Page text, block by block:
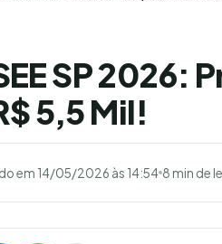
SP 2026:
5,5 Mil!
em 14/05/2026 às 14:54 8 min de